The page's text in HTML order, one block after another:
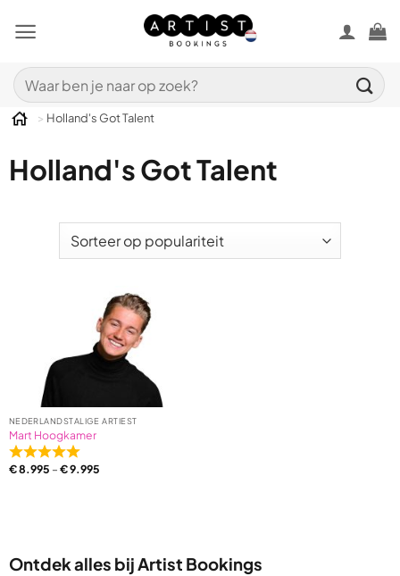
naar
Zoeken
naar:
> Holland's Got Talent
Holland's Got Talent
NEDERLANDSTALIGE ARTIEST
Mart Hoogkamer
Rated
5,0
on
€8.995 –€9.995
Ontdek alles bij Artist Bookings